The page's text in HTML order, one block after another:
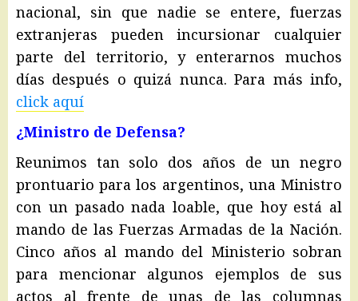
nacional, sin que nadie se entere, fuerzas
extranjeras pueden incursionar cualquier
parte del territorio, y enterarnos muchos
días después o quizá nunca. Para más info,
click aquí
¿Ministro de Defensa?
Reunimos tan solo dos años de un negro
prontuario para los argentinos, una Ministro
con un pasado nada loable, que hoy está al
mando de las Fuerzas Armadas de la Nación.
Cinco años al mando del Ministerio sobran
para mencionar algunos ejemplos de sus
actos al frente de unas de las columnas